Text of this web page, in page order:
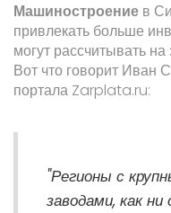
Машиностроение в
привлекать больше
могут рассчитывать
Вот что говорит Иван
портала Zarplata.ru:
"Регионы с
заводами, как